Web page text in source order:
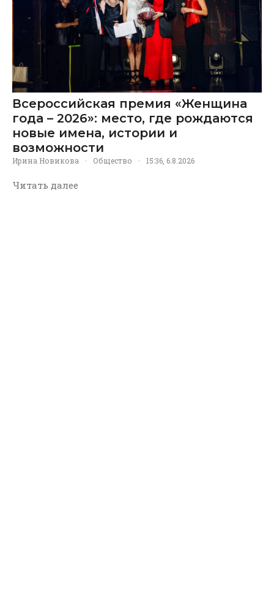
Всероссийская премия «Женщина
года – 2026»: место, где рождаются
новые имена, истории и
возможности
Ирина Новикова · Общество · 15:36, 6.8.2026
Читать далее